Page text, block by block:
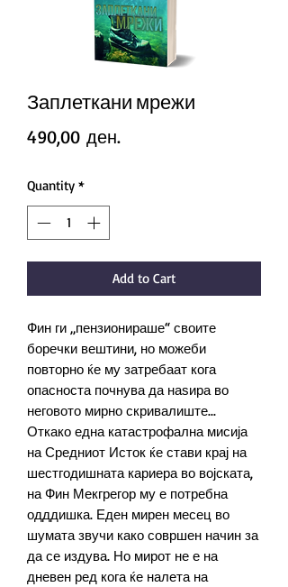
Заплеткани мрежи
490,00 ден.
Quantity *
Add to Cart
Фин ги „пензионираше“ своите
боречки вештини, но може­би
повторно ќе му затребаат кога
опасноста почнува да наѕира во
неговото мирно скривалиште...
Откако една катастрофална мисија
на Средниот Исток ќе стави крај на
шестгодишната кариера во војската,
на Фин Мекгрегор му е потребна
одддишка. Еден мирен месец во
шумата звучи како совршен начин за
да се издува. Но мирот не е на
дневен ред кога ќе налета на